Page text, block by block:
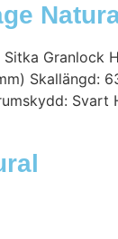
Granlock
Skallängd:
Svart